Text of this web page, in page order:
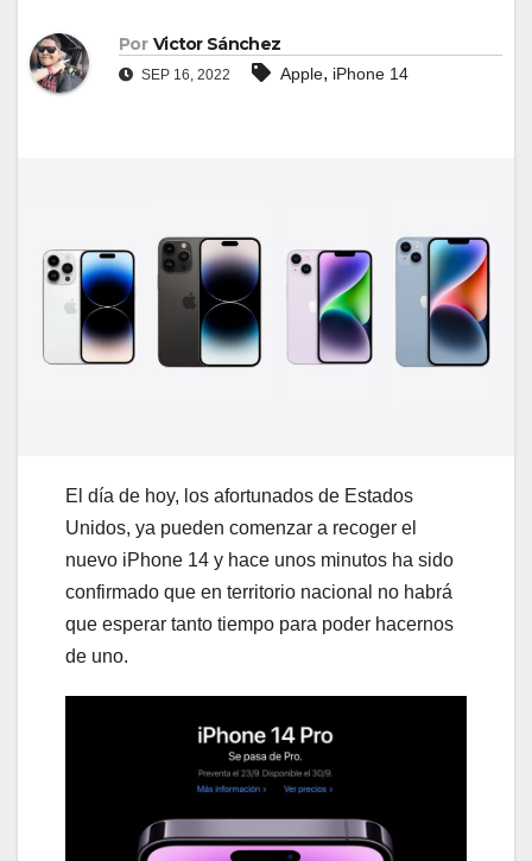
Por Victor Sánchez
SEP 16, 2022 Apple, iPhone 14
El día de hoy, los afortunados de Estados
Unidos, ya pueden comenzar a recoger el
nuevo iPhone 14 y hace unos minutos ha sido
confirmado que en territorio nacional no habrá
que esperar tanto tiempo para poder hacernos
de uno.